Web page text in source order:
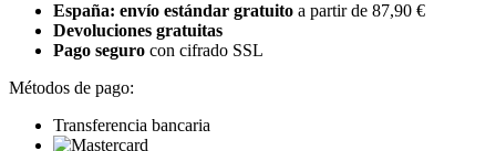
España: envío estándar gratuito a partir de 87,90 €
Devoluciones gratuitas
Pago seguro con cifrado SSL
Métodos de pago:
Transferencia bancaria